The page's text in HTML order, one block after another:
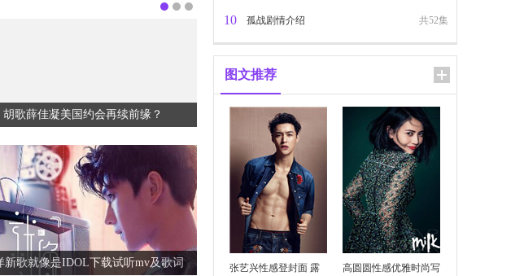
10 共52集
孤战剧情介绍
图文推荐
张艺兴性感登封面 露
高圆圆性感优雅时尚写